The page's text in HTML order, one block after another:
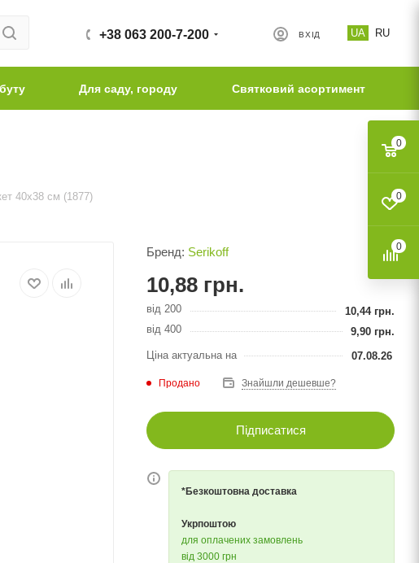
UA RU
ВХІД
+38 063 200-7-200
Для саду, городу Святковий асортимент
40х38 см (1877)
Бренд: Serikoff
10,88 грн.
від 200 10,44грн.
від 400
9,90 грн.
Ціна актуальна на
07.08.26
Продано Знайшли дешевше?
Підписатися
*Безкоштовна доставка
Укрпоштою
для оплачених замовлень
від 3000 грн
0
0
0